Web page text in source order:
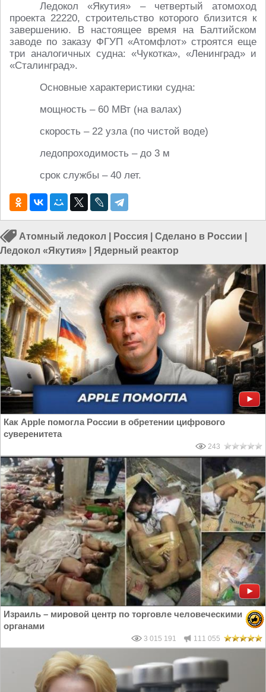
Ледокол «Якутия» – четвертый атомоход
проекта 22220, строительство которого близится к
завершению. В настоящее время на Балтийском
заводе по заказу ФГУП «Атомфлот» строятся еще
три аналогичных судна: «Чукотка», «Ленинград» и
«Сталинград».
Основные характеристики судна:
мощность – 60 МВт (на валах)
скорость – 22 узла (по чистой воде)
ледопроходимость – до 3 м
срок службы – 40 лет.
Атомный ледокол Россия Сделано в России
Ледокол «Якутия»
Ядерный реактор
Как Apple помогла России в обретении цифрового
суверенитета
243
Израиль – мировой центр по торговле человеческими
органами
3 015 191 111 055